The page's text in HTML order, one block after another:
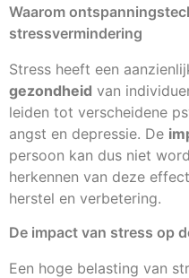
Waarom
stressvermindering
Stress heeft een
gezondheid van
leiden tot verscheidene
angst en depressie. De
persoon kan dus niet
herkennen van deze
herstel en verbetering.
De impact van stress op
Een hoge belasting van